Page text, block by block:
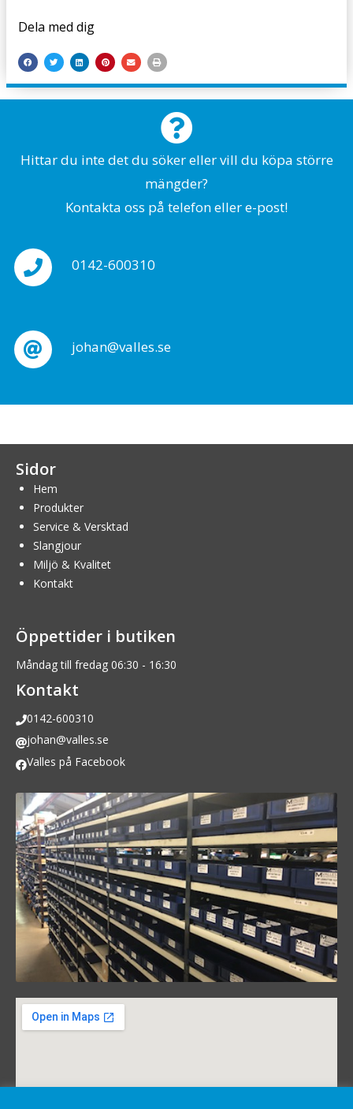
Dela med dig
Hittar du inte det du söker eller vill du köpa större
mängder?
Kontakta oss på telefon eller e-post!
0142-600310
johan@valles.se
Sidor
Hem
Produkter
Service & Versktad
Slangjour
Miljö & Kvalitet
Kontakt
Öppettider i butiken
Måndag till fredag 06:30 - 16:30
Kontakt
0142-600310
johan@valles.se
Valles på Facebook